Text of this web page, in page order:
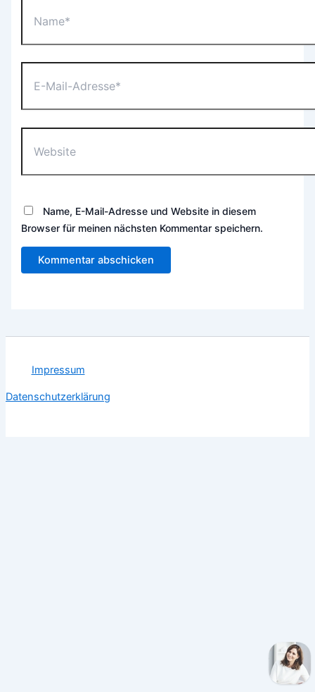
Mail-
Name, E-Mail-Adresse und Website in diesem
Browser für meinen nächsten Kommentar speichern.
Impressum
Datenschutzerklärung